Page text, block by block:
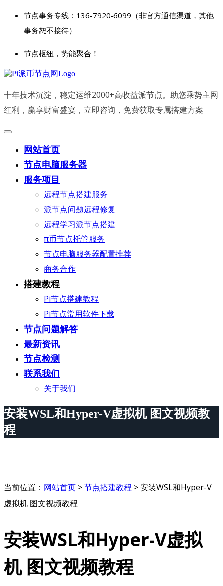
节点事务专线：136-7920-6099（非官方通信渠道，其他
事务恕不接待）
节点枢纽，势能聚合！
十年技术沉淀，稳定运维2000+高收益派节点。助您乘势主网
红利，赢享财富盛宴，立即咨询，免费获取专属搭建方案
网站首页
节点电脑服务器
服务项目
远程节点搭建服务
派节点问题远程修复
远程学习派节点搭建
π币节点托管服务
节点电脑服务器配置推荐
商务合作
搭建教程
Pi节点搭建教程
Pi节点常用软件下载
节点问题解答
最新资讯
节点检测
联系我们
关于我们
安装WSL和Hyper-V虚拟机 图文视频教
程
当前位置： 网站首页 >节点搭建教程 >安装WSL和Hyper-V
虚拟机 图文视频教程
安装WSL和Hyper-V虚拟
机 图文视频教程